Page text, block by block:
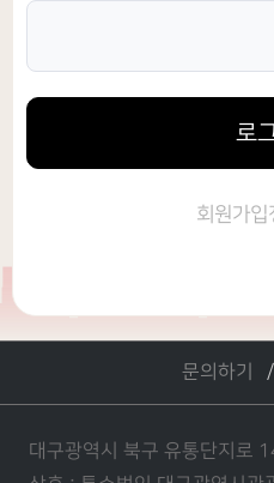
로
회원가입
문의하기
대구광역시 북구 유통단지로